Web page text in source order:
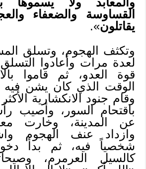
القساوسة والضعفاء
يقاتلون».
وتكثف الهجوم، وتسلق
لعدة مرات وأعادوا
قوة العدو، ثم قاموا
الوقت الذي كان يشن
وقام جنود الانكشارية
باقتحام السور، وأصيب
عن المدينة، وخارت
وازداد عنف الهجوم
شخصياً فيه، ثم بدأ
كالسيل العرمرم،